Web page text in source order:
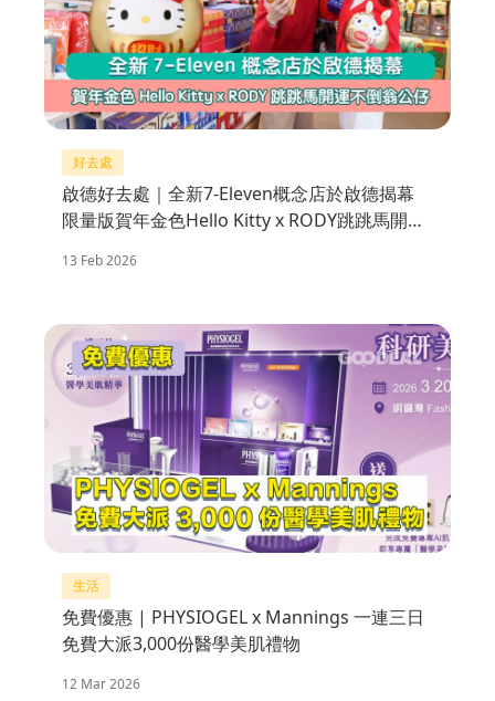
好去處
啟德好去處｜全新7-Eleven概念店於啟德揭幕
限量版賀年金色Hello Kitty x RODY跳跳馬開運
13 Feb 2026
生活
免費優惠 | PHYSIOGEL x Mannings 一連三日
免費大派3,000份醫學美肌禮物
12 Mar 2026